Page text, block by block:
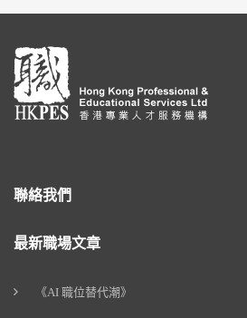
聯絡我們
最新職場文章
《AI 職位替代潮》